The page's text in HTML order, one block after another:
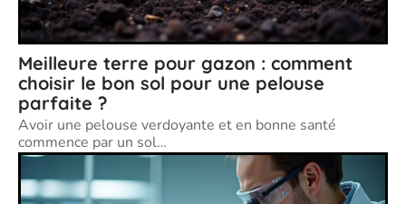
Meilleure terre pour gazon : comment
choisir le bon sol pour une pelouse
parfaite ?
Avoir une pelouse verdoyante et en bonne santé
commence par un sol…